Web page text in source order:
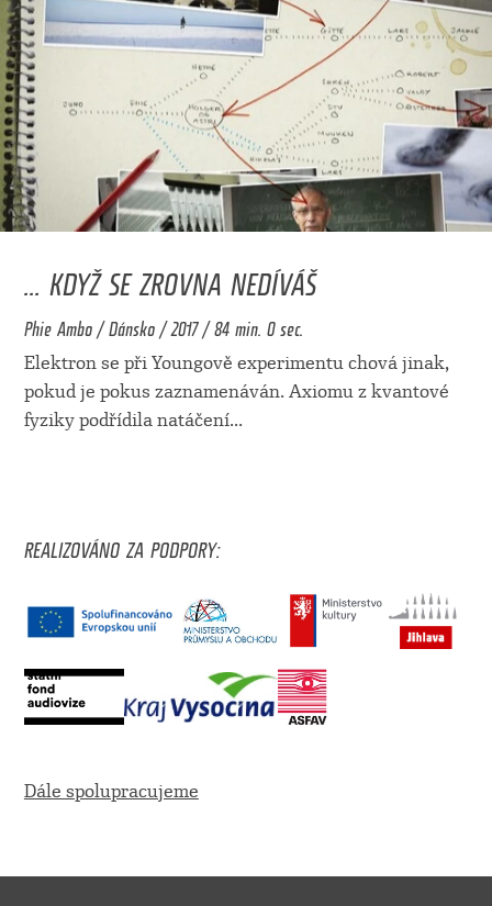
... KDYŽ SE ZROVNA NEDÍVÁŠ
Phie Ambo / Dánsko / 2017 / 84 min. 0 sec.
Elektron se při Youngově experimentu chová jinak,
pokud je pokus zaznamenáván. Axiomu z kvantové
fyziky podřídila natáčení...
REALIZOVÁNO ZA PODPORY:
Dále spolupracujeme